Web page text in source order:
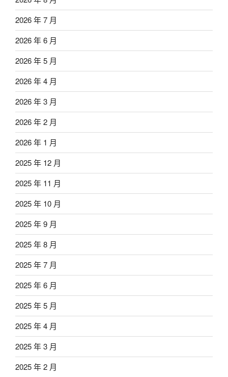
2026 年 7 月
2026 年 6 月
2026 年 5 月
2026 年 4 月
2026 年 3 月
2026 年 2 月
2026 年 1 月
2025 年 12 月
2025 年 11 月
2025 年 10 月
2025 年 9 月
2025 年 8 月
2025 年 7 月
2025 年 6 月
2025 年 5 月
2025 年 4 月
2025 年 3 月
2025 年 2 月